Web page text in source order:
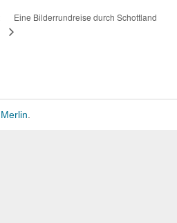
Eine Bilderrundreise durch Schottland
Merlin.